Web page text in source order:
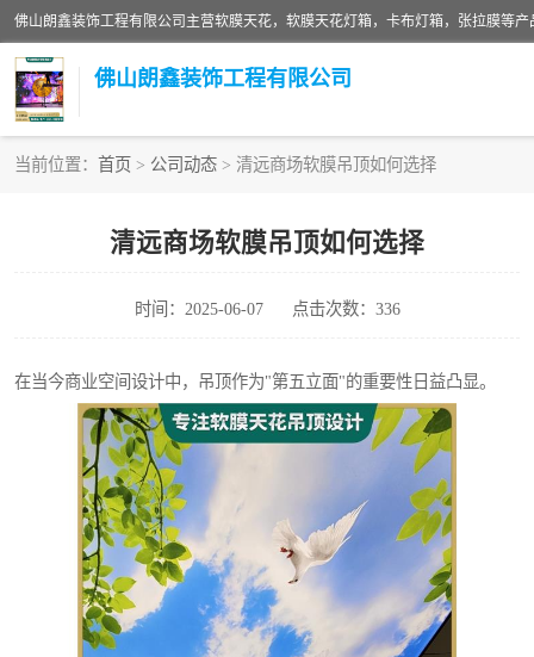
佛山朗鑫装饰工程有限公司
当前位置： 首页 > 公司动态 > 清远商场软膜吊顶如何选择
清远商场软膜吊顶如何选择
时间：2025-06-07 点击次数：336
在当今商业空间设计中，吊顶作为"第五立面"的重要性日益凸显。